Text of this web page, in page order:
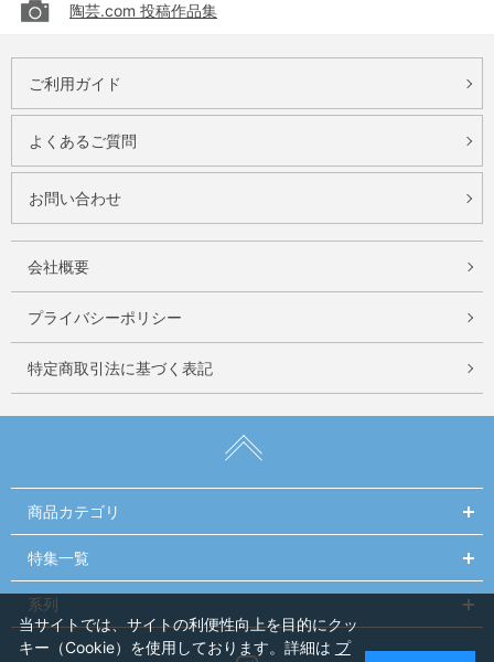
陶芸.com 投稿作品集
ご利用ガイド
よくあるご質問
お問い合わせ
会社概要
プライバシーポリシー
特定商取引法に基づく表記
商品カテゴリ
特集一覧
系列
当サイトでは、サイトの利便性向上を目的にクッ
キー（Cookie）を使用しております。詳細は プ